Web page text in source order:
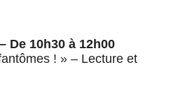
De 10h30 à 12h00
! » – Lecture et